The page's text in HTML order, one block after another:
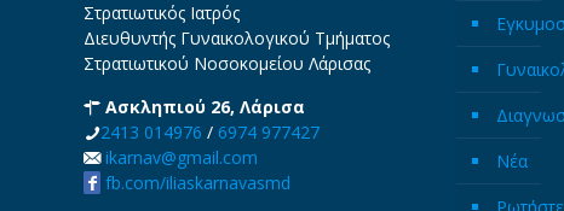
Στρατιωτικός Ιατρός
Διευθυντής Γυναικολογικού Τμήματος
Στρατιωτικού Νοσοκομείου Λάρισας
Ασκληπιού 26, Λάρισα
2413 014976 / 6974 977427
ikarnav@gmail.com
fb.com/iliaskarnavasmd
Νέα